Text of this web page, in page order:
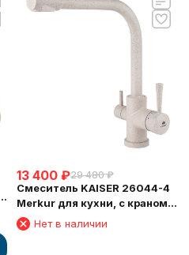
13 400 ₽29 480 ₽
Смеситель KAISER 26044-4
Merkur для кухни, с краном
для питьевой воды,
песочный
Нет в наличии